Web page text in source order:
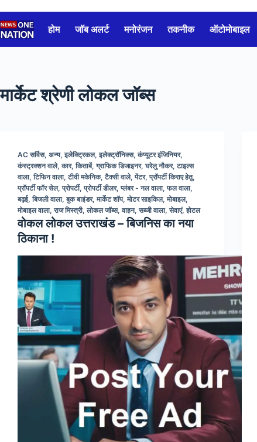
to
content
होम जॉब अलर्ट मनोरंजन तकनीक ऑटोमोबाइल
मार्केट श्रेणीलोकल जॉब्स
AC सर्विस, अन्य, इलेक्ट्रिकल, इलेक्ट्रॉनिक्स, कंप्यूटर इंजिनियर,
कंस्ट्रक्शन वाले, कार, किताबें, ग्राफिक डिजाइनर, घरेलु नौकर, टाइल्स
वाला, टिफिन वाला, टीवी मकेनिक, टैक्सी वाले, पेंटर, प्रॉपर्टी किराए हेतु,
प्रॉपर्टी फॉर सेल, प्रोपर्टी, प्रोपर्टी डीलर, प्लंबर - नल वाला, फल वाला,
बढ़ई, बिजली वाला, बुक बाइंडर, मार्केट शॉप, मोटर साइकिल, मोबाइल,
मोबाइल वाला, राज मिस्त्री, लोकल जॉब्स, वाहन, सब्जी वाला, सेवाएं, होटल
वोकल लोकल उत्तराखंड – बिजनिस का नया
ठिकाना !